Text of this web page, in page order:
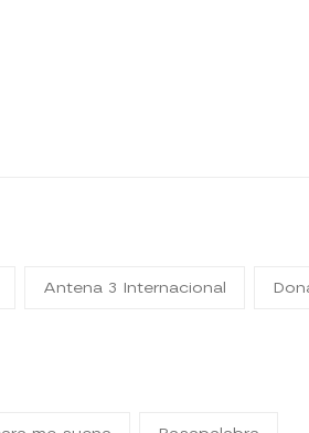
Antena 3 Internacional